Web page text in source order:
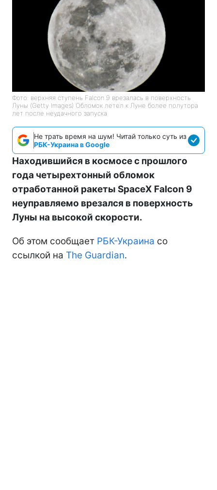
Фото: верхняя ступень Falcon 9 врезалась в поверхность
Луны (Getty Images) Обломок летел к Луне более полутора
лет после неудачного запуска
Не трать время на шум! Читай только суть из
РБК-Украина в Google
Находившийся в космосе с прошлого
года четырехтонный обломок
отработанной ракеты SpaceX Falcon 9
неуправляемо врезался в поверхность
Луны на высокой скорости.
Об этом сообщает РБК-Украина со
ссылкой на The Guardian.